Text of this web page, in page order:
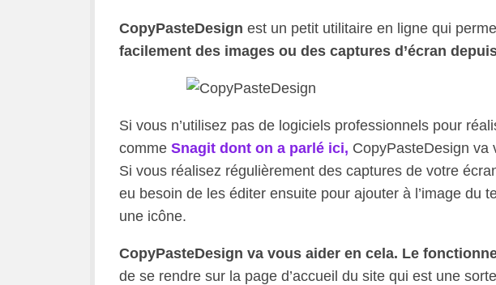
CopyPasteDesign est un petit utilitaire en ligne qui
facilement des images ou des captures d’écran
Si vous n’utilisez pas de logiciels professionnels pour
comme Snagit dont on a parlé ici, CopyPasteDesign va
Si vous réalisez régulièrement des captures de votre
eu besoin de les éditer ensuite pour ajouter à l’image du
une icône.
CopyPasteDesign va vous aider en cela. Le
de se rendre sur la page d’accueil du site qui est une